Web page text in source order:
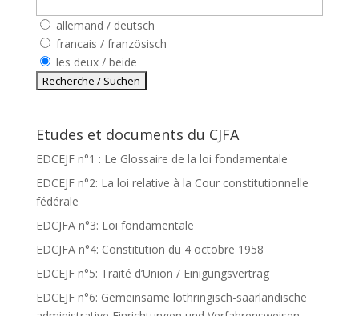
allemand / deutsch
francais / französisch
les deux / beide
Etudes et documents du CJFA
EDCEJF n°1 : Le Glossaire de la loi fondamentale
EDCEJF n°2: La loi relative à la Cour constitutionnelle
fédérale
EDCJFA n°3: Loi fondamentale
EDCJFA n°4: Constitution du 4 octobre 1958
EDCEJF n°5: Traité d’Union / Einigungsvertrag
EDCEJF n°6: Gemeinsame lothringisch-saarländische